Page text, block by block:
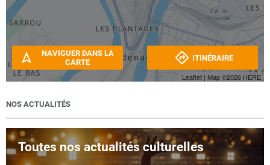
Leaflet | Map ©2026 HERE
NAVIGUER DANS LA
CARTE
ITINÉRAIRE
NOS ACTUALITÉS
Toutes nos actualités culturelles